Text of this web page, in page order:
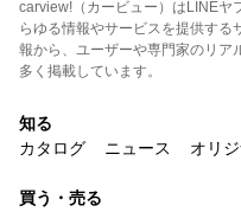
carview!（カービュー）はLINEヤ
らゆる情報やサービスを提供す
報から、ユーザーや専門家のリア
多く掲載しています。
知る
カタログ
ニュース オリ
買う・売る